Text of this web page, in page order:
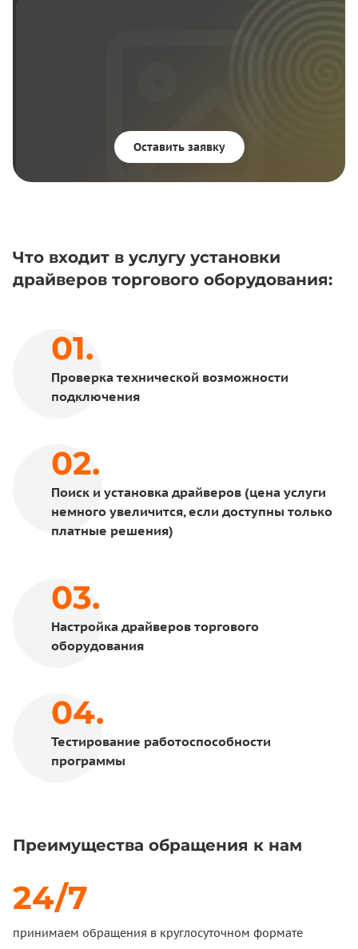
Оставить заявку
Что входит в услугу установки
драйверов торгового оборудования:
Проверка технической возможности
подключения
Поиск и установка драйверов (цена услуги
немного увеличится, если доступны только
платные решения)
Настройка драйверов торгового
оборудования
Тестирование работоспособности
программы
Преимущества обращения к нам
24/7
принимаем обращения в круглосуточном формате